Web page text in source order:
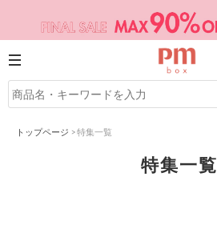
トップページ >特集一覧
特集一覧